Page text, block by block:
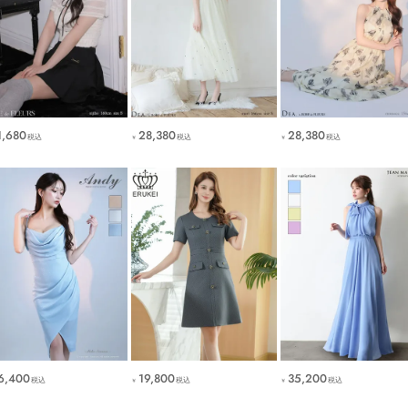
税込 ￥ 28,380税込 ￥ 28,380税込
税込 ￥ 19,800税込 ￥ 35,200税込